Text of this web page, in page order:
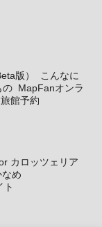
版）
こんなに
の MapFanオンラ
館予約
カロッツェリア
め
ト